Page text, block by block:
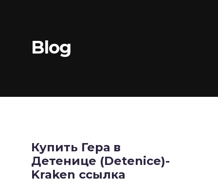
Blog
Купить Гера в
Детенице (Detenice)-
Kraken ссылка